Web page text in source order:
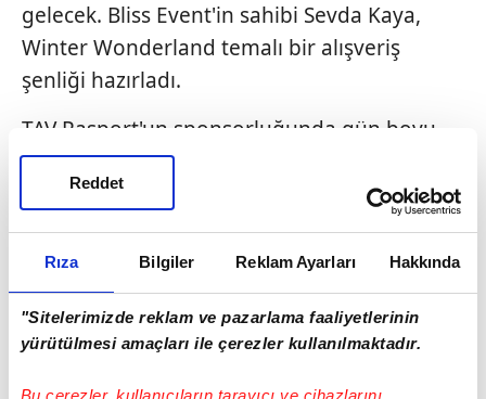
Rıza Bilgiler Reklam Ayarları Hakkında
"Sitelerimizde reklam ve pazarlama faaliyetlerinin
yürütülmesi amaçları ile çerezler kullanılmaktadır.
Reddet
gelecek. Bliss Event'in sahibi Sevda Kaya,
Winter Wonderland temalı bir alışveriş
şenliği hazırladı.
TAV Pasport'un sponsorluğunda gün boyu
sürecek etkinlikten elde edilecek gelirin bir
bölümüyle; Alzheimer Derneği'ne ve FMV Işık
Lisesi öğrencilerinin Alzheimer Hastalığı
Farkındalık Projesi'ne destek verilecekmiş.
Aklınızda olsun...